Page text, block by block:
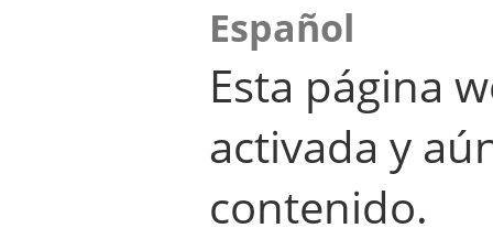
Español
Esta página
activada y
contenido.